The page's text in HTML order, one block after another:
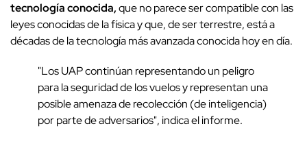
tecnología conocida,que no parece ser compatible con las
leyes conocidas de la física y que, de ser terrestre, está a
décadas de la tecnología más avanzada conocida hoy en día.
"Los UAP continúan representando un peligro
para la seguridad de los vuelos y representan una
posible amenaza de recolección (de inteligencia)
por parte de adversarios", indica el informe.